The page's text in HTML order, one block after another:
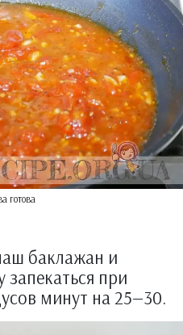
готова
баклажан и
запекаться при
минут на 25—30.